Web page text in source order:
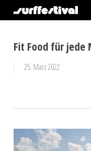
to
contentFit Food für jede
25. März 2022